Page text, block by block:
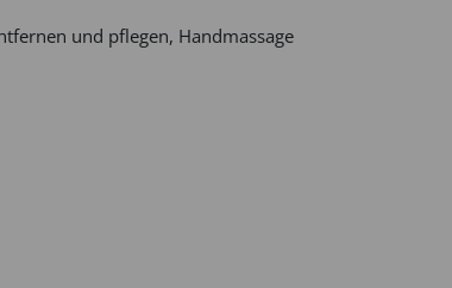
und pflegen, Handmassage